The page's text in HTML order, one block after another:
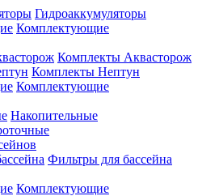
Гидроаккумуляторы
Комплектующие
Комплекты Аквасторож
Комплекты Нептун
Комплектующие
Накопительные
Фильтры для бассейна
Комплектующие